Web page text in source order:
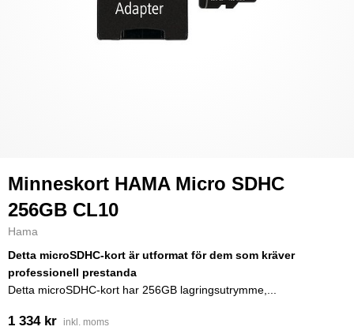
Minneskort HAMA Micro SDHC
256GB CL10
Hama
Detta microSDHC-kort är utformat för dem som kräver
professionell prestanda
Detta microSDHC-kort har 256GB lagringsutrymme,...
1 334 kr inkl. moms